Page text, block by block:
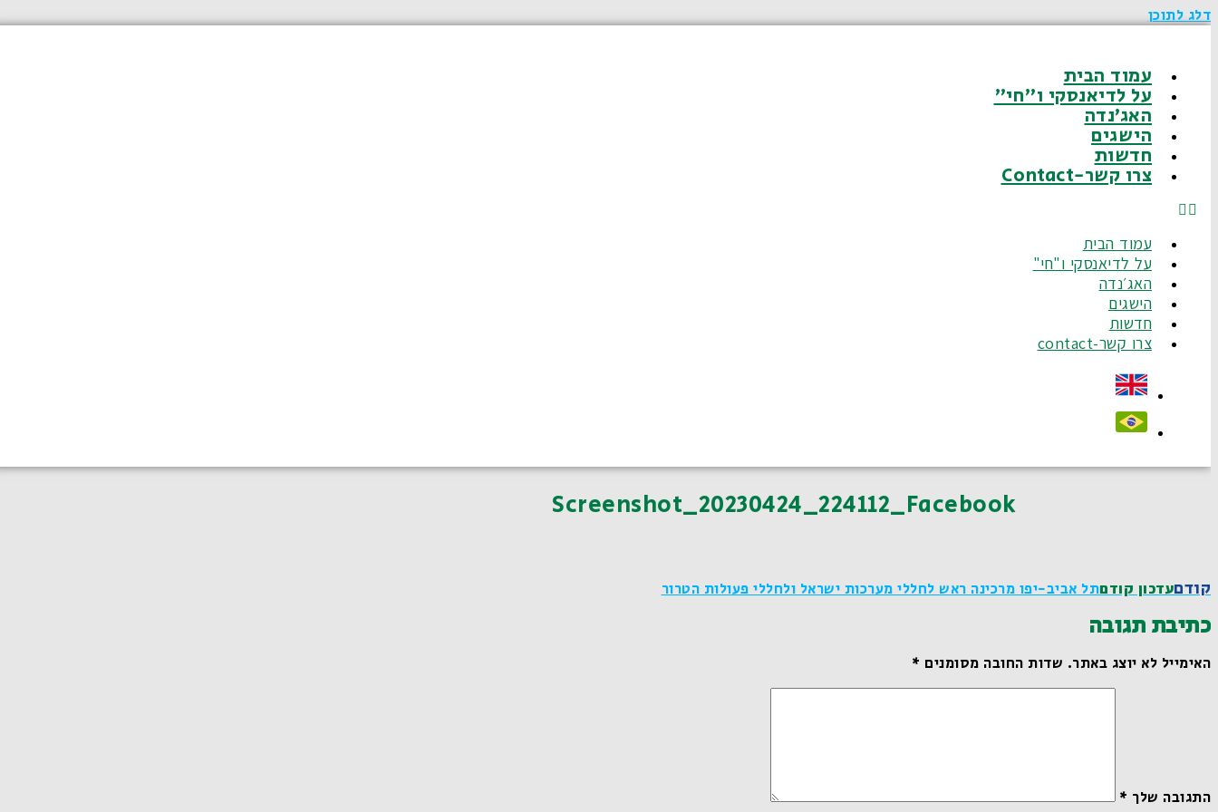
דלג לתוכן
עמוד הבית
על לדיאנסקי ו"חי"
האג׳נדה
הישגים
חדשות
צרו קשר-Contact
עמוד הבית
על לדיאנסקי ו"חי"
האג׳נדה
הישגים
חדשות
צרו קשר-contact
Screenshot_20230424_224112_Facebook
קודםעדכון קודםתל אביב-יפו מרכינה ראש לחללי מערכות ישראל ולחללי פעולות הטרור
כתיבת תגובה
האימייל לא יוצג באתר. שדות החובה מסומנים *
התגובה שלך *